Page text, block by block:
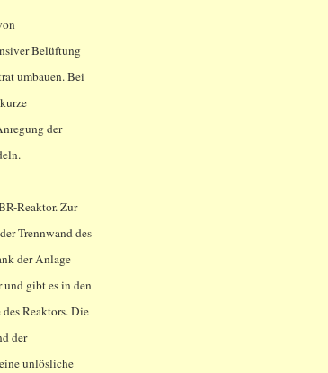
Belüftung
umbauen. Bei
der
Reaktor. Zur
Trennwand des
der Anlage
und gibt es in den
Reaktors. Die
der
unlösliche